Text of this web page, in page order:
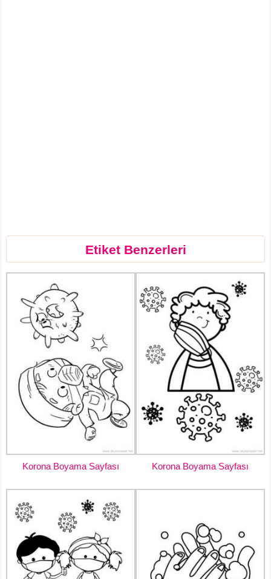
Etiket Benzerleri
Korona Boyama Sayfası Korona Boyama Sayfası